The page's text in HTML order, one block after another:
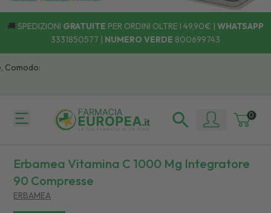
🚚 SPEDIZIONI GRATUITE PER ORDINI OLTRE I 49,90€ | WHATSAPP
3331850577 | NUMERO VERDE 800699743
0
Erbamea Vitamina C 1000 Mg Integratore
90 Compresse
ERBAMEA